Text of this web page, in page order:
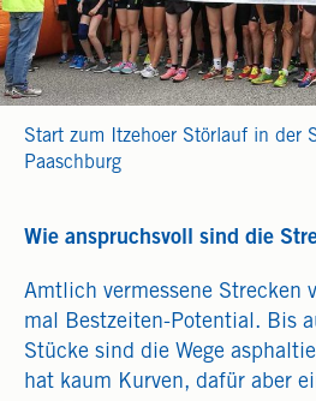
Start zum Itzehoer Störlauf in der
Paaschburg
Wie anspruchsvoll sind die
Amtlich vermessene Strecken
mal Bestzeiten-Potential. Bis
Stücke sind die Wege
hat kaum Kurven, dafür aber